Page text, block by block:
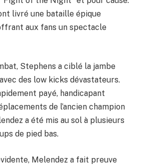
livré une bataille épique
aux fans un spectacle
Stephens a ciblé la jambe
des low kicks dévastateurs.
payé, handicapant
de l’ancien champion
a été mis au sol à plusieurs
de pied bas.
Melendez a fait preuve